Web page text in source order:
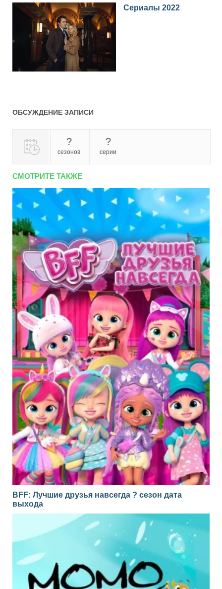
Сериалы 2022
ОБСУЖДЕНИЕ ЗАПИСИ
?
сезонов
?
серии
СМОТРИТЕ ТАКЖЕ
BFF: Лучшие друзья навсегда ? сезон дата
выхода